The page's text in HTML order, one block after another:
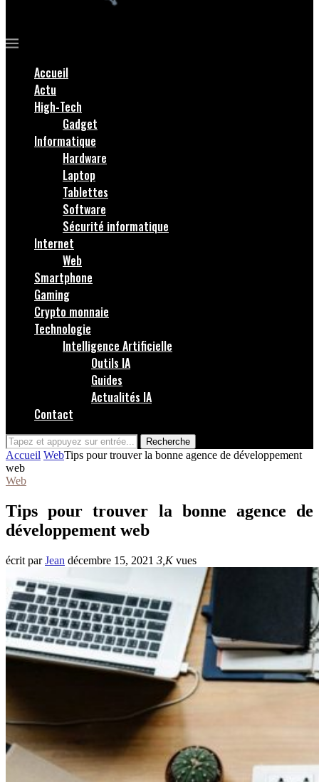
Accueil
Actu
High-Tech
Gadget
Informatique
Hardware
Laptop
Tablettes
Software
Sécurité informatique
Internet
Web
Smartphone
Gaming
Crypto monnaie
Technologie
Intelligence Artificielle
Outils IA
Guides
Actualités IA
Contact
Recherche
Accueil WebTips pour trouver la bonne agence de développement
web
Web
Tips pour trouver la bonne agence de
développement web
écrit parJean décembre 15, 2021 3,Kvues